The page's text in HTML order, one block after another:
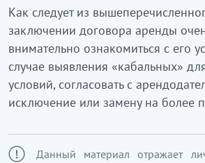
Как следует из
заключении договора аренды
внимательно ознакомиться с его
случае выявления «кабальных»
условий, согласовать с
исключение или замену на более
Данный материал отражает